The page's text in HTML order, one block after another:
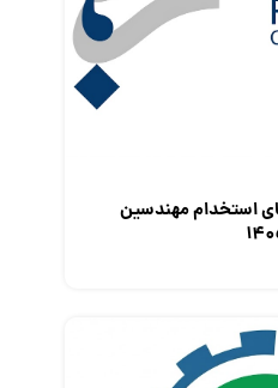
استخدام مهندسین